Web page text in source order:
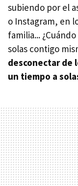
subiendo por el
o Instagram, en
familia...
solas contigo
desconectar de
un tiempo a